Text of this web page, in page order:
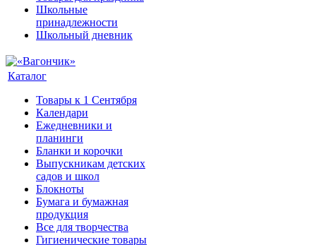
Школьные
принадлежности
Школьный дневник
Каталог
Товары к 1 Сентября
Календари
Ежедневники и
планинги
Бланки и корочки
Выпускникам детских
садов и школ
Блокноты
Бумага и бумажная
продукция
Все для творчества
Гигиенические товары